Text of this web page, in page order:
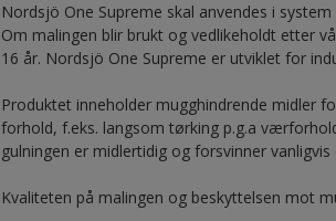
Nordsjö One Supreme skal anvendes i
Om malingen blir brukt og vedlikeholdt etter
16 år. Nordsjö One Supreme er utviklet for
Produktet inneholder mugghindrende midler
forhold, f.eks. langsom tørking p.g.a
gulningen er midlertidig og forsvinner
Kvaliteten på malingen og beskyttelsen mot